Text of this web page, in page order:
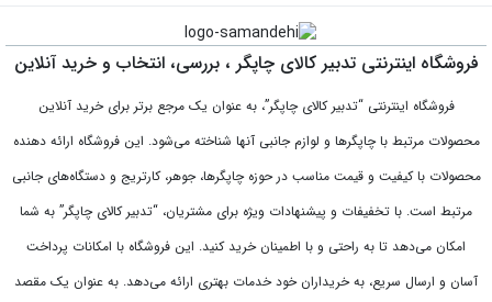
فروشگاه اینترنتی تدبیر کالای چاپگر ، بررسی، انتخاب و خرید آنلاین
فروشگاه اینترنتی “تدبیر کالای چاپگر”، به عنوان یک مرجع برتر برای خرید آنلاین
محصولات مرتبط با چاپگرها و لوازم جانبی آنها شناخته می‌شود. این فروشگاه ارائه دهنده
محصولات با کیفیت و قیمت مناسب در حوزه چاپگرها، جوهر، کارتریج و دستگاه‌های جانبی
مرتبط است. با تخفیفات و پیشنهادات ویژه برای مشتریان، “تدبیر کالای چاپگر” به شما
امکان می‌دهد تا به راحتی و با اطمینان خرید کنید. این فروشگاه با امکانات پرداخت
آسان و ارسال سریع، به خریداران خود خدمات بهتری ارائه می‌دهد. به عنوان یک مقصد